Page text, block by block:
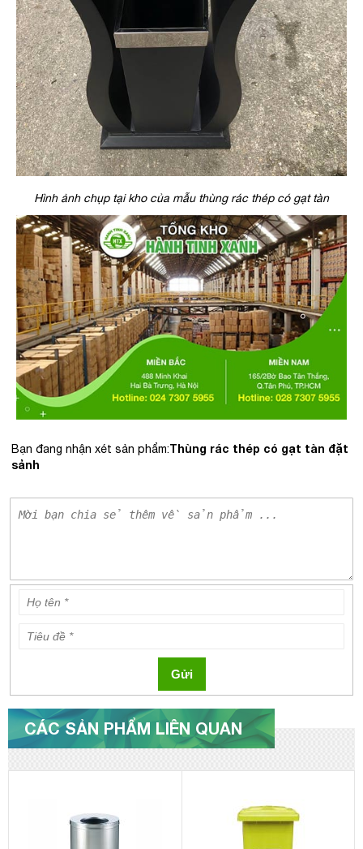
Hình ảnh chụp tại kho của mẫu thùng rác thép có gạt tàn
Bạn đang nhận xét sản phẩm:Thùng rác thép có gạt tàn đặt
sảnh
Gửi
CÁC SẢN PHẨM LIÊN QUAN